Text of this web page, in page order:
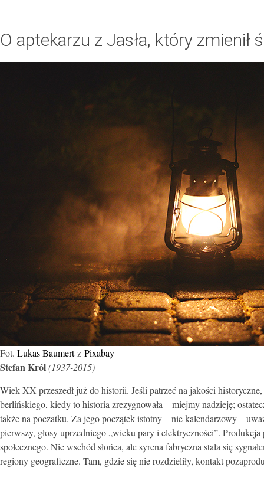
O aptekarzu z Jasła, który
Fot. Lukas Baumertz Pixabay
Stefan Król(1937-2015)
Wiek XX przeszedł już do historii. Jeśli patrzeć na jakości
berlińskiego, kiedy to historia zrezygnowała – miejmy nadzieję;
także na poczatku. Za jego początek istotny – nie kalendarzowy –
pierwszy, głosy uprzedniego „wieku pary i elektryczności”.
społecznego. Nie wschód słońca, ale syrena fabryczna stała się
regiony geograficzne. Tam, gdzie się nie rozdzieliły, kontakt